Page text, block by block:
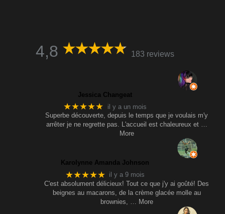
4,8 183 reviews
Jessica Changeat
★★★★★
il y a un mois
Superbe découverte, depuis le temps que je voulais m'y
arrêter je ne regrette pas. L'accueil est chaleureux et …
More
Karolynne Amanda Johnson
★★★★★ il y a 9 mois
C'est absolument délicieux! Tout ce que j'y ai goûté! Des
beignes au macarons, de la crème glacée molle au
brownies,
… More